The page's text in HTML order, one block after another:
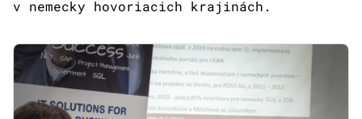
v nemecky hovoriacich krajinách.